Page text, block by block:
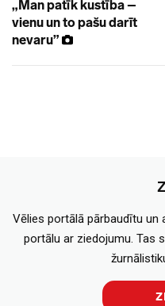
„Man patīk kustība –
vienu un to pašu darīt
nevaru”
Vēlies portālā pārbaudītu un
portālu ar ziedojumu. Tas